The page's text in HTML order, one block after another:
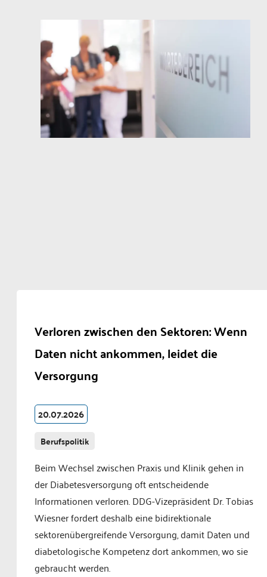
Verloren zwischen den Sektoren: Wenn
Daten nicht ankommen, leidet die
Versorgung
20.07.2026
Berufspolitik
Beim Wechsel zwischen Praxis und Klinik gehen in
der Diabetesversorgung oft entscheidende
Informationen verloren. DDG-Vizepräsident Dr. Tobias
Wiesner fordert deshalb eine bidirektionale
sektorenübergreifende Versorgung, damit Daten und
diabetologische Kompetenz dort ankommen, wo sie
gebraucht werden.